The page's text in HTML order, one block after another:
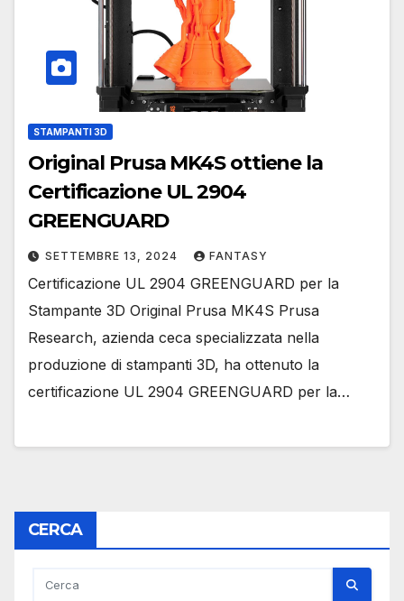
STAMPANTI 3D
Original Prusa MK4S ottiene la
Certificazione UL 2904
GREENGUARD
SETTEMBRE 13, 2024 FANTASY
Certificazione UL 2904 GREENGUARD per la
Stampante 3D Original Prusa MK4S Prusa
Research, azienda ceca specializzata nella
produzione di stampanti 3D, ha ottenuto la
certificazione UL 2904 GREENGUARD per la…
CERCA